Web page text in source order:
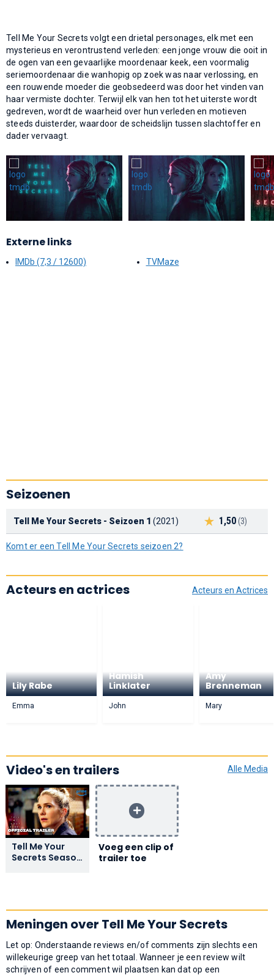
Tell Me Your Secrets volgt een drietal personages, elk met een
mysterieus en verontrustend verleden: een jonge vrouw die ooit in
de ogen van een gevaarlijke moordenaar keek, een voormalig
seriemoordenaar die wanhopig op zoek was naar verlossing, en
een rouwende moeder die geobsedeerd was door het vinden van
haar vermiste dochter. Terwijl elk van hen tot het uiterste wordt
gedreven, wordt de waarheid over hun verleden en motieven
steeds duisterder, waardoor de scheidslijn tussen slachtoffer en
dader vervaagt.
Externe links
IMDb (7,3 / 12600) TVMaze
Seizoenen
1,50(3)
Tell Me Your Secrets - Seizoen 1 (2021)
Komt er een Tell Me Your Secrets seizoen 2?
Acteurs en Actrices
Acteurs en actrices
Lily Rabe
Emma
Hamish
Linklater
John
Amy
Brenneman
Mary
Video's en trailers Alle Media
Tell Me Your
Secrets Season
Voeg een clip of
trailer toe
Meningen over Tell Me Your Secrets
Let op: Onderstaande reviews en/of comments zijn slechts een
willekeurige greep van het totaal. Wanneer je een review wilt
schrijven of een comment wil plaatsen kan dat op een